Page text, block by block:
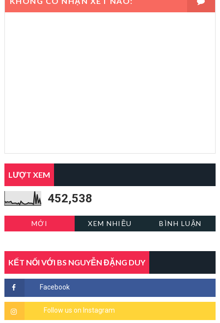
LƯỢT XEM
452,538
MỚI XEM NHIỀU BÌNH LUẬN
KẾT NỐI VỚI BS NGUYỄN ĐẶNG DUY